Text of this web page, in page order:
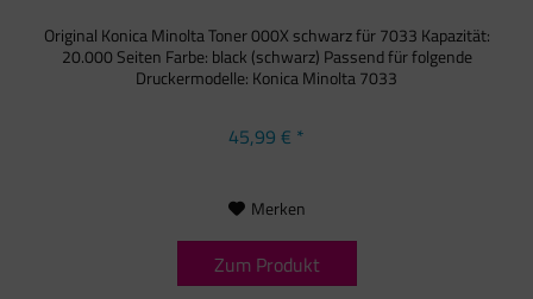
Original Konica Minolta Toner 000X schwarz für 7033 Kapazität:
20.000 Seiten Farbe: black (schwarz) Passend für folgende
Druckermodelle: Konica Minolta 7033
45,99 € *
Merken
Zum Produkt